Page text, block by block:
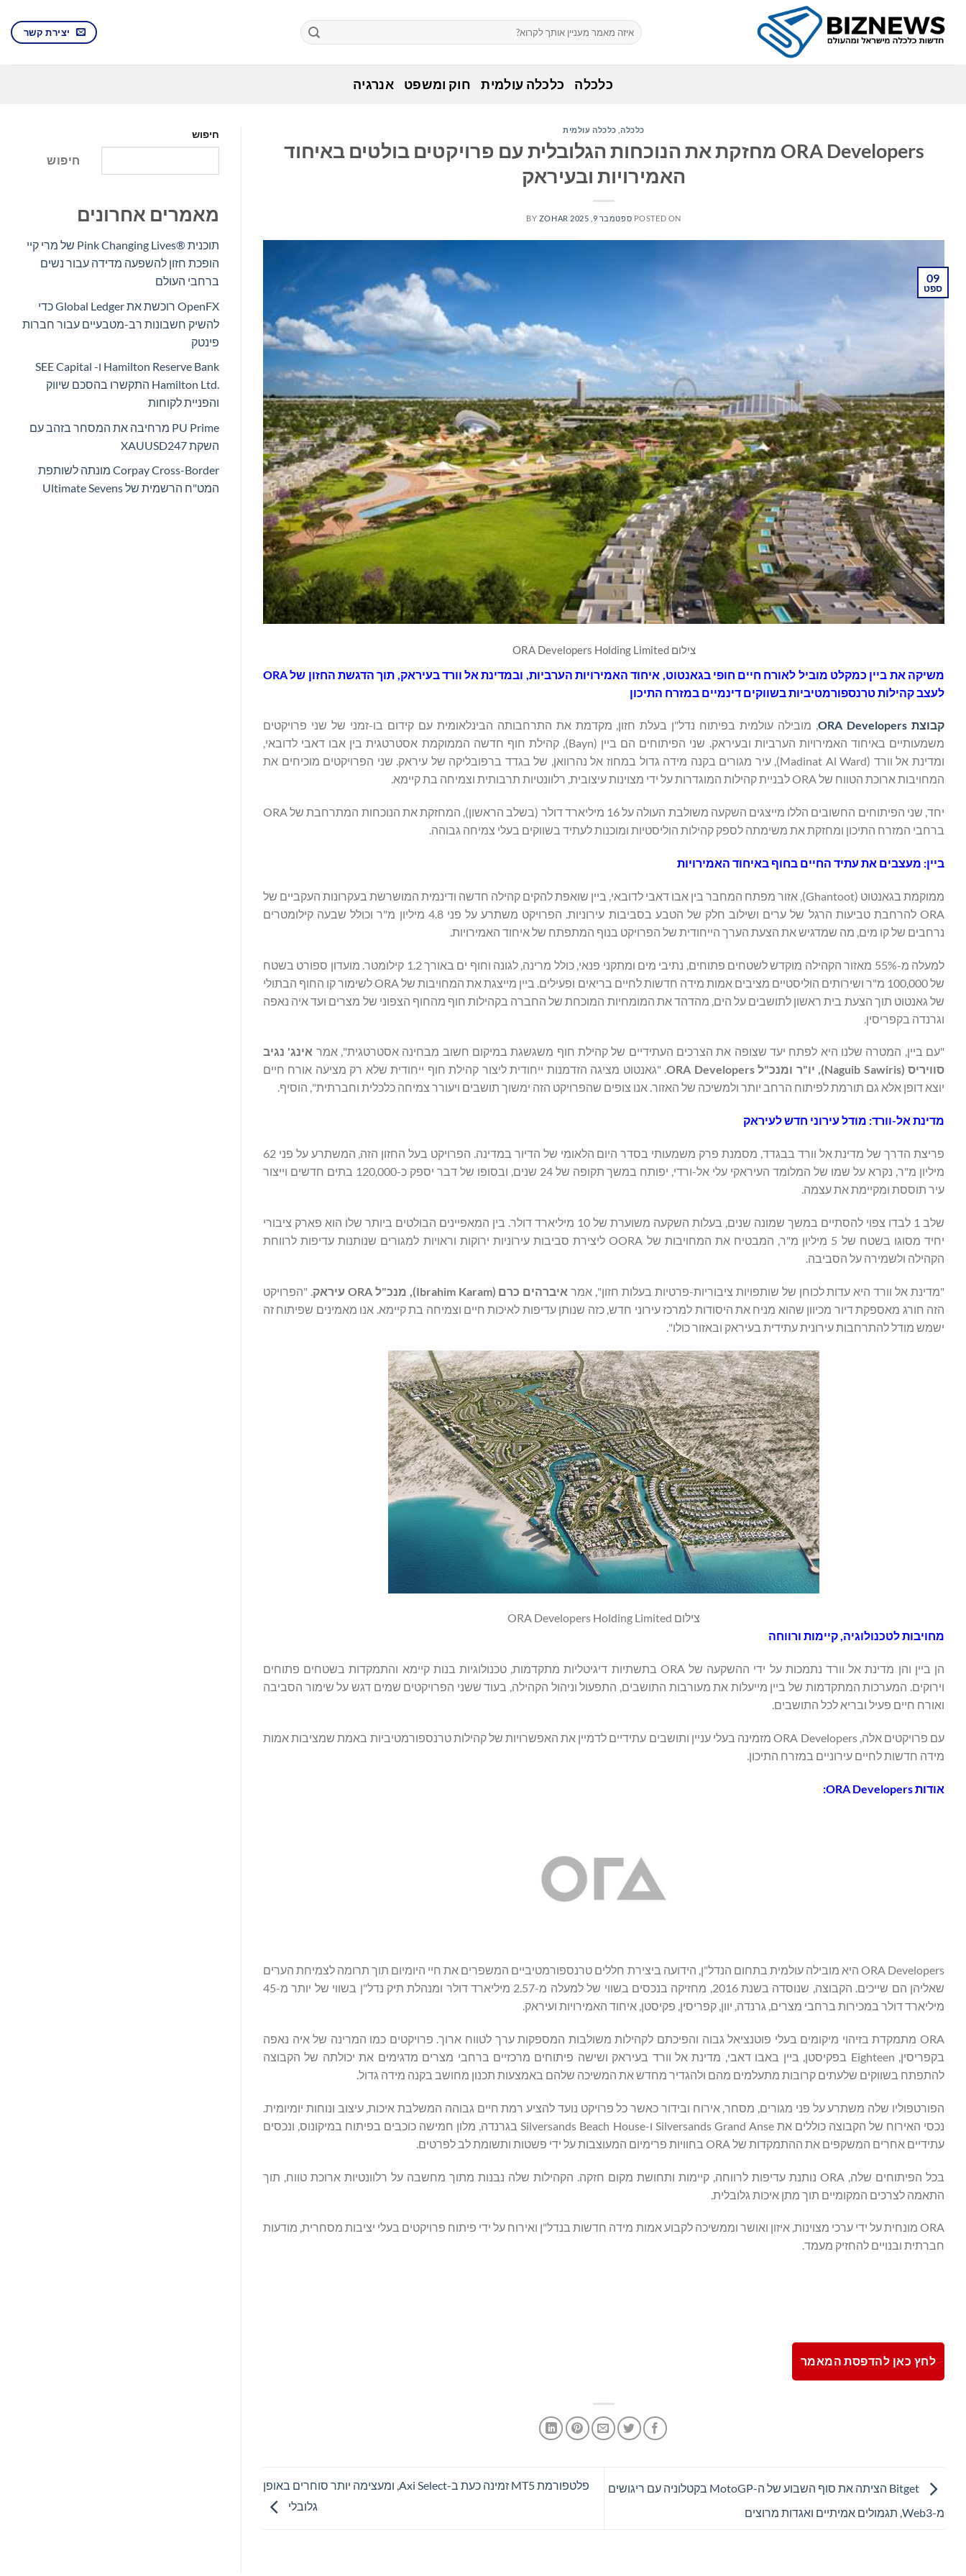
content
יצירת קשר
כלכלה כלכלה עולמית חוק ומשפט אנרגיה
כלכלה, כלכלה עולמית
ORA Developers מחזקת את הנוכחות הגלובלית עם פרויקטים בולטים באיחוד
האמירויות ובעיראק
POSTED ON ספטמבר 9, 2025 BY ZOHAR
09
ספט
צילום ORA Developers Holding Limited
משיקה את ביין כמקלט מוביל לאורח חיים חופי בגאנטוט, איחוד האמירויות הערביות, ובמדינת אל וורד בעיראק, תוך הדגשת החזון של ORA
לעצב קהילות טרנספורמטיביות בשווקים דינמיים במזרח התיכון
קבוצת ORA Developers
, מובילה עולמית בפיתוח נדל"ן בעלת חזון, מקדמת את התרחבותה הבינלאומית עם קידום בו-זמני של שני פרויקטים
משמעותיים באיחוד האמירויות הערביות ובעיראק. שני הפיתוחים הם ביין (Bayn), קהילת חוף חדשה הממוקמת אסטרטגית בין אבו דאבי לדובאי,
ומדינת אל וורד (Madinat Al Ward), עיר מגורים בקנה מידה גדול במחוז אל נהרוואן, של בגדד ברפובליקה של עיראק. שני הפרויקטים מוכיחים את
המחויבות ארוכת הטווח של ORA לבניית קהילות המוגדרות על ידי מצוינות עיצובית, רלוונטיות תרבותית וצמיחה בת קיימא.
יחד, שני הפיתוחים החשובים הללו מייצגים השקעה משולבת העולה על 16 מיליארד דולר (בשלב הראשון), המחזקת את הנוכחות המתרחבת של ORA
ברחבי המזרח התיכון ומחזקת את משימתה לספק קהילות הוליסטיות ומוכנות לעתיד בשווקים בעלי צמיחה גבוהה.
ביין: מעצבים את עתיד החיים בחוף באיחוד האמירויות
ממוקמת בגאנטוט (Ghantoot), אזור מפתח המחבר בין אבו דאבי לדובאי, ביין שואפת להקים קהילה חדשה ודינמית המושרשת בעקרונות העקביים של
ORA להרחבת טביעות הרגל של ערים ושילוב חלק של הטבע בסביבות עירוניות. הפרויקט משתרע על פני 4.8 מיליון מ"ר וכולל שבעה קילומטרים
נרחבים של קו מים, מה שמדגיש את הצעת הערך הייחודית של הפרויקט בנוף המתפתח של איחוד האמירויות.
למעלה מ-55% מאזור הקהילה מוקדש לשטחים פתוחים, נתיבי מים ומתקני פנאי, כולל מרינה, לגונה וחוף ים באורך 1.2 קילומטר. מועדון ספורט בשטח
של 100,000 מ"ר ושירותים הוליסטיים מציבים אמות מידה חדשות לחיים בריאים ופעילים. ביין מייצגת את המחויבות של ORA לשימור קו החוף הבתולי
של גאנטוט תוך הצעת בית ראשון לתושבים על הים, מהדהד את המומחיות המוכחת של החברה בקהילות חוף מהחוף הצפוני של מצרים ועד איה נאפה
וגרנדה בקפריסין.
"עם ביין, המטרה שלנו היא לפתח יעד שצופה את הצרכים העתידיים של קהילת חוף משגשגת במיקום חשוב מבחינה אסטרטגית", אמר אינג' נגיב
סוויריס (Naguib Sawiris), יו"ר ומנכ"ל ORA Developers
. "גאנטוט מציגה הזדמנות ייחודית ליצור קהילת חוף ייחודית שלא רק מציעה אורח חיים
יוצא דופן אלא גם תורמת לפיתוח הרחב יותר ולמשיכה של האזור. אנו צופים שהפרויקט הזה ימשוך תושבים ויעורר צמיחה כלכלית וחברתית", הוסיף.
מדינת אל-וורד: מודל עירוני חדש לעיראק
פריצת הדרך של מדינת אל וורד בבגדד, מסמנת פרק משמעותי בסדר היום הלאומי של הדיור במדינה. הפרויקט בעל החזון הזה, המשתרע על פני 62
מיליון מ"ר, נקרא על שמו של המלומד העיראקי עלי אל-ורדי, יפותח במשך תקופה של 24 שנים, ובסופו של דבר יספק כ-120,000 בתים חדשים וייצור
עיר תוססת ומקיימת את עצמה.
שלב 1 לבדו צפוי להסתיים במשך שמונה שנים, בעלות השקעה משוערת של 10 מיליארד דולר. בין המאפיינים הבולטים ביותר שלו הוא פארק ציבורי
יחיד מסוגו בשטח של 5 מיליון מ"ר, המבטיח את המחויבות של OORA ליצירת סביבות עירוניות ירוקות וראויות למגורים שנותנות עדיפות לרווחת
הקהילה ולשמירה על הסביבה.
"מדינת אל וורד היא עדות לכוחן של שותפויות ציבוריות-פרטיות בעלות חזון", אמר איברהים כרם (Ibrahim Karam), מנכ"ל ORA עיראק
. "הפרויקט
הזה חורג מאספקת דיור מכיוון שהוא מניח את היסודות למרכז עירוני חדש, כזה שנותן עדיפות לאיכות חיים וצמיחה בת קיימא. אנו מאמינים שפיתוח זה
ישמש מודל להתרחבות עירונית עתידית בעיראק ובאזור כולו".
צילום ORA Developers Holding Limited
מחויבות לטכנולוגיה, קיימות ורווחה
הן ביין והן מדינת אל וורד נתמכות על ידי ההשקעה של ORA בתשתיות דיגיטליות מתקדמות, טכנולוגיות בנות קיימא והתמקדות בשטחים פתוחים
וירוקים. המערכות המתקדמות של ביין מייעלות את מעורבות התושבים, התפעול וניהול הקהילה, בעוד ששני הפרויקטים שמים דגש על שימור הסביבה
ואורח חיים פעיל ובריא לכל התושבים.
עם פרויקטים אלה, ORA Developers מזמינה בעלי עניין ותושבים עתידיים לדמיין את האפשרויות של קהילות טרנספורמטיביות באמת שמציבות אמות
מידה חדשות לחיים עירוניים במזרח התיכון.
אודותORA Developers
:
ORA Developers היא מובילה עולמית בתחום הנדל"ן, הידועה ביצירת חללים טרנספורמטיביים המשפרים את חיי היומיום תוך תרומה לצמיחת הערים
שאליהן הם שייכים. הקבוצה, שנוסדה בשנת 2016, מחזיקה בנכסים בשווי של למעלה מ-2.57 מיליארד דולר ומנהלת תיק נדל"ן בשווי של יותר מ-45
מיליארד דולר במכירות ברחבי מצרים, גרנדה, יוון, קפריסין, פקיסטן, איחוד האמירויות ועיראק.
ORA מתמקדת בזיהוי מיקומים בעלי פוטנציאל גבוה והפיכתם לקהילות משולבות המספקות ערך לטווח ארוך. פרויקטים כמו המרינה של איה נאפה
בקפריסין, Eighteen בפקיסטן, ביין באבו דאבי, מדינת אל וורד בעיראק ושישה פיתוחים מרכזיים ברחבי מצרים מדגימים את יכולתה של הקבוצה
להתפתח בשווקים שלעתים קרובות מתעלמים מהם ולהגדיר מחדש את המשיכה שלהם באמצעות תכנון מחושב בקנה מידה גדול.
הפורטפוליו שלה משתרע על פני מגורים, מסחר, אירוח ובידור כאשר כל פרויקט נועד להציע רמת חיים גבוהה המשלבת איכות, עיצוב ונוחות יומיומית.
נכסי האירוח של הקבוצה כוללים את Silversands Grand Anse ו-Silversands Beach House בגרנדה, מלון חמישה כוכבים בפיתוח במיקונוס, ונכסים
עתידיים אחרים המשקפים את ההתמקדות של ORA בחוויות פרימיום המעוצבות על ידי פשטות ותשומת לב לפרטים.
בכל הפיתוחים שלה, ORA נותנת עדיפות לרווחה, קיימות ותחושת מקום חזקה. הקהילות שלה נבנות מתוך מחשבה על רלוונטיות ארוכת טווח, תוך
התאמה לצרכים המקומיים תוך מתן איכות גלובלית.
ORA מונחית על ידי ערכי מצוינות, איזון ואושר וממשיכה לקבוע אמות מידה חדשות בנדל"ן ואירוח על ידי פיתוח פרויקטים בעלי יציבות מסחרית, מודעות
חברתית ובנויים להחזיק מעמד.
לחץ כאן להדפסת המאמר
Bitget הציתה את סוף השבוע של ה-MotoGP בקטלוניה עם ריגושים
מ-Web3, תגמולים אמיתיים ואגדות מרוצים
פלטפורמת MT5 זמינה כעת ב-Axi Select, ומעצימה יותר סוחרים באופן
גלובלי
חיפוש
חיפוש
מאמרים אחרונים
תוכנית Pink Changing Lives®‎ של מרי קיי
הופכת חזון להשפעה מדידה עבור נשים
ברחבי העולם
OpenFX רוכשת את Global Ledger כדי
להשיק חשבונות רב-מטבעיים עבור חברות
פינטק
Hamilton Reserve Bank ו- SEE Capital
Hamilton Ltd.‎ התקשרו בהסכם שיווק
והפניית לקוחות
PU Prime מרחיבה את המסחר בזהב עם
השקת XAUUSD247
Corpay Cross-Border מונתה לשותפת
המט"ח הרשמית של Ultimate Sevens